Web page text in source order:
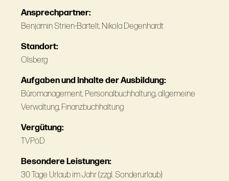
Ansprechpartner:
Benjamin Strien-Bartelt, Nikola Degenhardt
Standort:
Olsberg
Aufgaben und Inhalte der Ausbildung:
Büromanagement, Personalbuchhaltung, allgemeine
Verwaltung, Finanzbuchhaltung
Vergütung:
TVPöD
Besondere Leistungen:
30 Tage Urlaub im Jahr (zzgl. Sonderurlaub)